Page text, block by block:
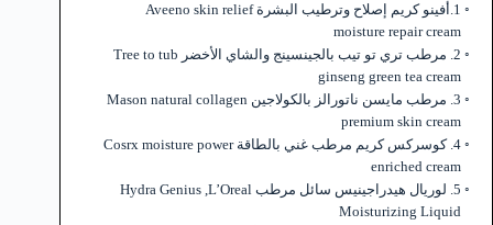
1.أفينو كريم إصلاح وترطيب البشرة Aveeno skin relief
moisture repair cream
2. مرطب تري تو تيب بالجينسينج والشاي الأخضر Tree to tub
ginseng green tea cream
3. مرطب مايسن ناتورالز بالكولاجين Mason natural collagen
premium skin cream
4. كوسركس كريم مرطب غني بالطاقة Cosrx moisture power
enriched cream
5. لوريال هيدراجينيس سائل مرطب L’Oreal‏, Hydra Genius
Moisturizing Liquid